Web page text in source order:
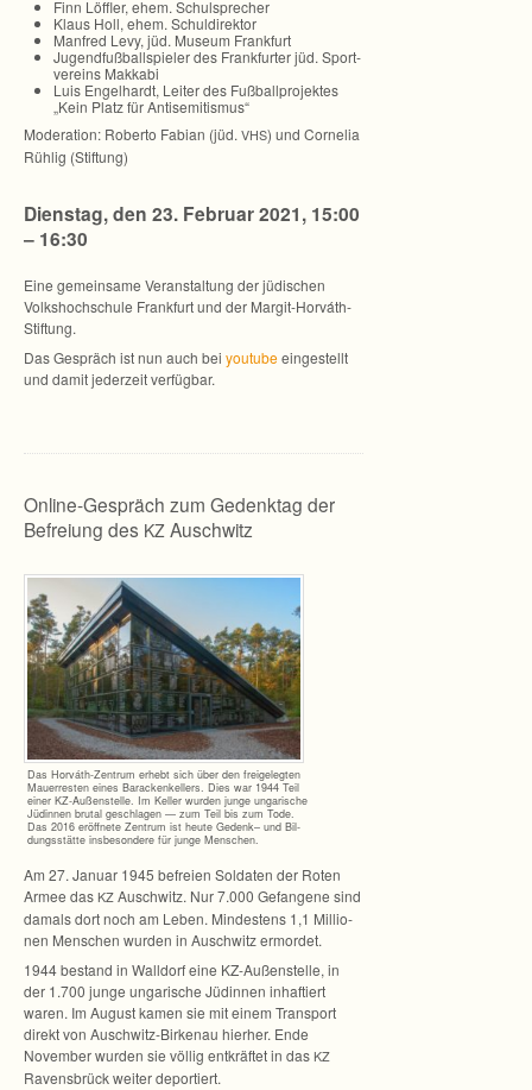
Finn Löff­ler, ehem. Schulsprecher
Klaus Holl, ehem. Schuldirektor
Man­fred Levy, jüd. Museum Frankfurt
Jugend­fuß­ball­spie­ler des Frank­fur­ter jüd. Sport­
ver­eins Makkabi
Luis Engel­hardt, Lei­ter des Fuß­ball­pro­jek­tes
„Kein Platz für Antisemitismus“
Mode­ra­tion: Roberto Fabian (jüd. VHS) und Cor­ne­lia
Rüh­lig (Stiftung)
Diens­tag, den 23. Februar 2021, 15:00
– 16:30
Eine gemein­same Ver­an­stal­tung der jüdi­schen
Volks­hoch­schule Frank­furt und der Margit-Horváth-
Stiftung.
Das Gespräch ist nun auch bei youtubeein­ge­stellt
und damit jeder­zeit verfügbar.
Online-Gespräch zum Gedenktag der
Befreiung des KZ Auschwitz
Das Horváth-Zentrum erhebt sich über den frei­ge­leg­ten
Mau­er­res­ten eines Bara­cken­kel­lers. Dies war 1944 Teil
einer KZ-Außenstelle. Im Kel­ler wur­den junge unga­ri­sche
Jüdin­nen bru­tal geschla­gen — zum Teil bis zum Tode.
Das 2016 eröff­nete Zen­trum ist heute Gedenk– und Bil­
dungs­stätte ins­be­son­dere für junge Menschen.
Am 27. Januar 1945 befreien Sol­da­ten der Roten
Armee das KZ Ausch­witz. Nur 7.000 Gefan­gene sind
damals dort noch am Leben. Min­des­tens 1,1 Mil­lio­
nen Men­schen wur­den in Ausch­witz ermordet.
1944 bestand in Wall­dorf eine KZ-Außenstelle, in
der 1.700 junge unga­ri­sche Jüdin­nen inhaf­tiert
waren. Im August kamen sie mit einem Trans­port
direkt von Auschwitz-Birkenau hier­her. Ende
Novem­ber wur­den sie völ­lig ent­kräf­tet in das KZ
Ravens­brück wei­ter deportiert.